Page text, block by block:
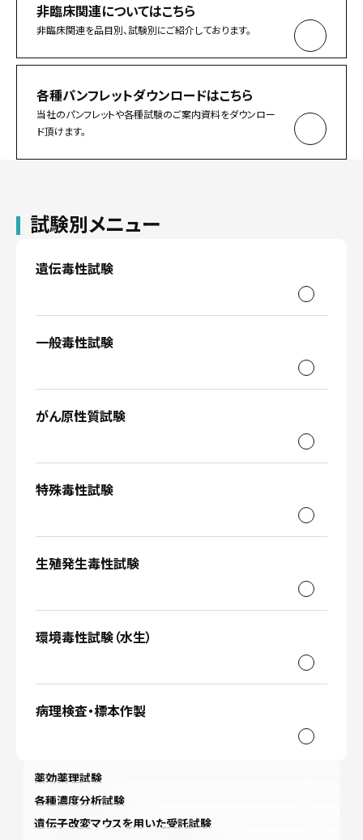
非臨床関連についてはこちら
非臨床関連を品目別、試験別にご紹介しております。
各種パンフレットダウンロードはこちら
当社のパンフレットや各種試験のご案内資料をダウンロー
ド頂けます。
試験別メニュー
遺伝毒性試験
一般毒性試験
がん原性質試験
特殊毒性試験
生殖発生毒性試験
環境毒性試験（水生）
病理検査・標本作製
薬効薬理試験
各種濃度分析試験
遺伝子改変マウスを用いた受託試験